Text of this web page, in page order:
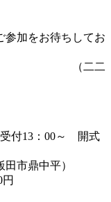
参加をお待ちしてお
二
13：00～ 開式
田市鼎中平）
円